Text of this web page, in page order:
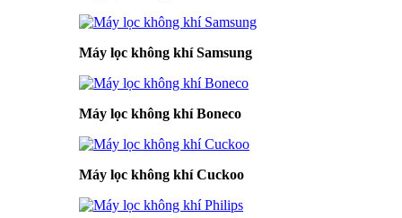
Máy lọc không khí Samsung
Máy lọc không khí Boneco
Máy lọc không khí Cuckoo